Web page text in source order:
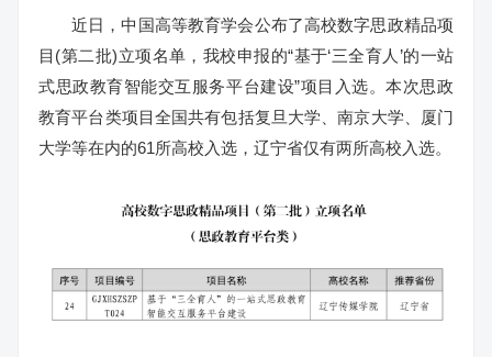
近日，中国高等教育学会公布了高校数字思政精品项
目(第二批)立项名单，我校申报的“基于‘三全育人’的一站
式思政教育智能交互服务平台建设”项目入选。本次思政
教育平台类项目全国共有包括复旦大学、南京大学、厦门
大学等在内的61所高校入选，辽宁省仅有两所高校入选。